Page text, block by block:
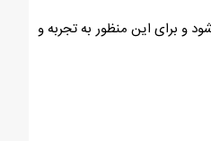
و برای این منظور به تجربه و